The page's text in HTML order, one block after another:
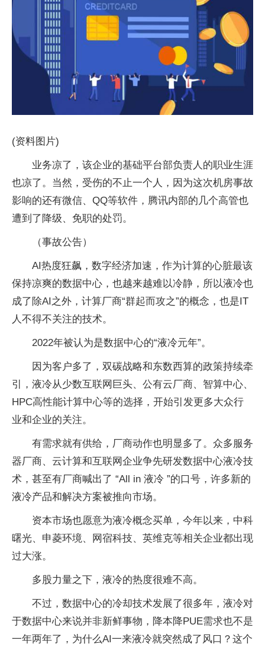
(资料图片)
业务凉了，该企业的基础平台部负责人的职业生涯
也凉了。当然，受伤的不止一个人，因为这次机房事故
影响的还有微信、QQ等软件，腾讯内部的几个高管也
遭到了降级、免职的处罚。
（事故公告）
AI热度狂飙，数字经济加速，作为计算的心脏最该
保持凉爽的数据中心，也越来越难以冷静，所以液冷也
成了除AI之外，计算厂商“群起而攻之”的概念，也是IT
人不得不关注的技术。
2022年被认为是数据中心的“液冷元年”。
因为客户多了，双碳战略和东数西算的政策持续牵
引，液冷从少数互联网巨头、公有云厂商、智算中心、
HPC高性能计算中心等的选择，开始引发更多大众行
业和企业的关注。
有需求就有供给，厂商动作也明显多了。众多服务
器厂商、云计算和互联网企业争先研发数据中心液冷技
术，甚至有厂商喊出了 “All in 液冷 ”的口号，许多新的
液冷产品和解决方案被推向市场。
资本市场也愿意为液冷概念买单，今年以来，中科
曙光、申菱环境、网宿科技、英维克等相关企业都出现
过大涨。
多股力量之下，液冷的热度很难不高。
不过，数据中心的冷却技术发展了很多年，液冷对
于数据中心来说并非新鲜事物，降本降PUE需求也不是
一年两年了，为什么AI一来液冷就突然成了风口？这个